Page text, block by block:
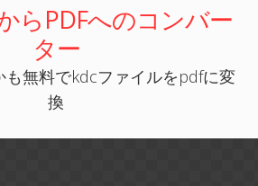
らPDFへのコンバー
ター
も無料でkdcファイルをpdfに変
換